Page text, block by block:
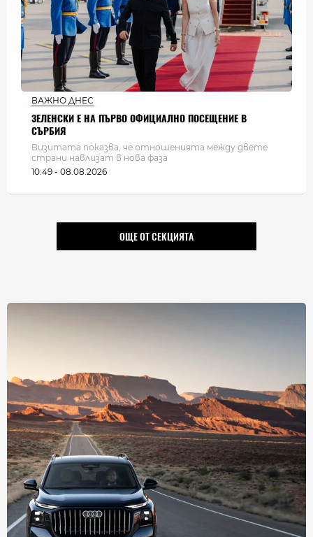
ВАЖНО ДНЕС
ЗЕЛЕНСКИ Е НА ПЪРВО ОФИЦИАЛНО ПОСЕЩЕНИЕ В
СЪРБИЯ
Визитата показва, че отношенията между двете
страни навлизат в нова фаза
10:49 - 08.08.2026
ОЩЕ ОТ СЕКЦИЯТА